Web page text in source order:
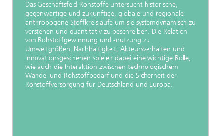
Das Geschäftsfeld Rohstoffe untersucht historische,
gegenwärtige und zukünftige, globale und regionale
anthropogene Stoffkreisläufe um sie systemdynamisch zu
verstehen und quantitativ zu beschreiben. Die Relation
von Rohstoffgewinnung und -nutzung zu
Umweltgrößen, Nachhaltigkeit, Akteursverhalten und
Innovationsgeschehen spielen dabei eine wichtige Rolle,
wie auch die Interaktion zwischen technologischem
Wandel und Rohstoffbedarf und die Sicherheit der
Rohstoffversorgung für Deutschland und Europa.